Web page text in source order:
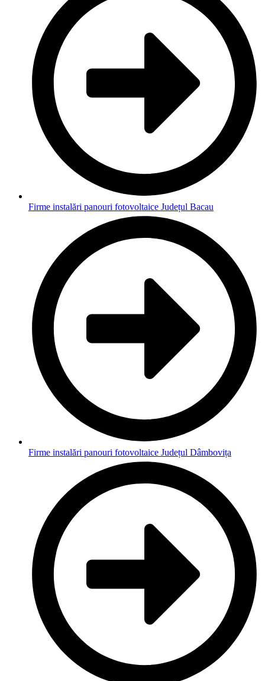
Firme instalări panouri fotovoltaice Județul Bacau
Firme instalări panouri fotovoltaice Județul Dâmbovița